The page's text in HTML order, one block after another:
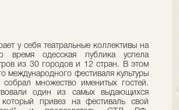
у себя театральные коллективы на
время одесская публика успела
из 30 городов и 12 стран. В этом
международного фестиваля культуры
множество именитых гостей.
один из самых выдающихся
привез на фестиваль свой